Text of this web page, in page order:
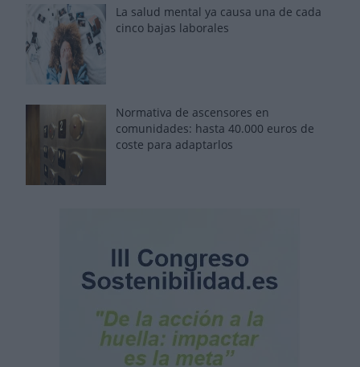
La salud mental ya causa una de cada
cinco bajas laborales
Normativa de ascensores en
comunidades: hasta 40.000 euros de
coste para adaptarlos